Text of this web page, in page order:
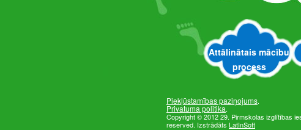
Attālinātais mācību
process
Piekļūstamības paziņojums.
Privatuma politika.
Copyright © 2012 29. Pirmskolas izglītības
reserved. Izstrādāts LatInSoft